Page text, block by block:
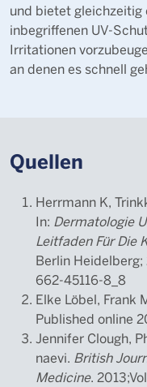
und bietet gleichzeitig
inbegriffenen UV-
Irritationen
an denen es schnell
Quellen
Herrmann K,
In: Dermatologie
Leitfaden Für Die
Berlin
662-45116-8_8
Elke Löbel, Frank
Published online
Jennifer Clough,
naevi. British
Medicine.